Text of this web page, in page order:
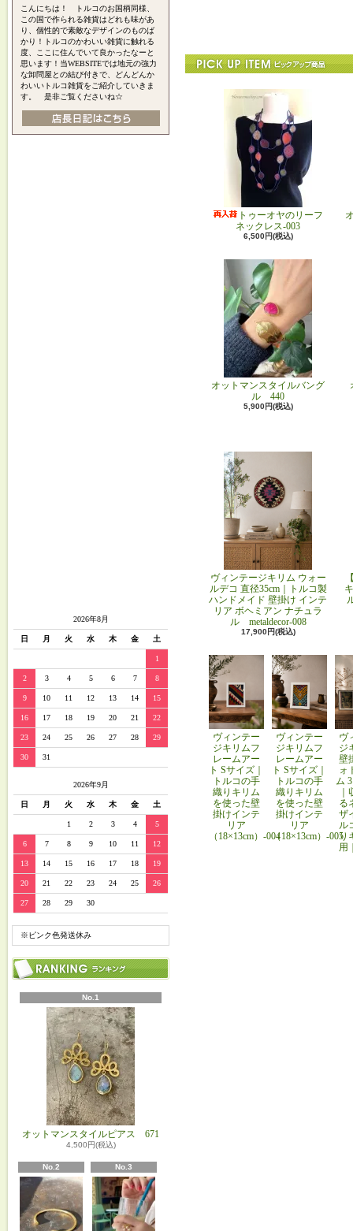
こんにちは！ トルコのお国柄同様、
この国で作られる雑貨はどれも味があ
り、個性的で素敵なデザインのものば
かり！トルコのかわいい雑貨に触れる
度、ここに住んでいて良かったなーと
思います！当WEBSITEでは地元の強力
な卸問屋との結び付きで、どんどんか
わいいトルコ雑貨をご紹介していきま
す。 是非ご覧くださいね☆
2026年8月
日 月 火 水 木 金 土
1
2 3 4 5 6 7 8
9 10 11 12 13 14 15
16 17 18 19 20 21 22
23 24 25 26 27 28 29
30 31
2026年9月
日 月 火 水 木 金 土
1 2 3 4 5
6 7 8 9 10 11 12
13 14 15 16 17 18 19
20 21 22 23 24 25 26
27 28 29 30
※ピンク色発送休み
No.1
オットマンスタイルピアス 671
4,500円(税込)
No.2 No.3
トゥーオヤのリーフ
ネックレス-003
6,500円(税込)
オットマンスタイルバング
ル 440
5,900円(税込)
ヴィンテージキリム ウォー
ルデコ 直径35cm｜トルコ製
ハンドメイド 壁掛け インテ
リア ボヘミアン ナチュラ
ル metaldecor-008
17,900円(税込)
ヴィンテー
ジキリムフ
レームアー
ト Sサイズ｜
トルコの手
織りキリム
を使った壁
掛けインテ
リア
（18×13cm）-004
ヴィンテー
ジキリムフ
レームアー
ト Sサイズ｜
トルコの手
織りキリム
を使った壁
掛けインテ
リア
（18×13cm）-005
ヴ
ジ
壁
ォ
ム
る
ザ
ル
り
用